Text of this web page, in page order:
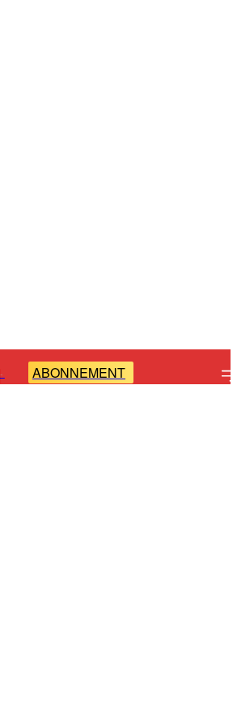
- ABONNEMENT